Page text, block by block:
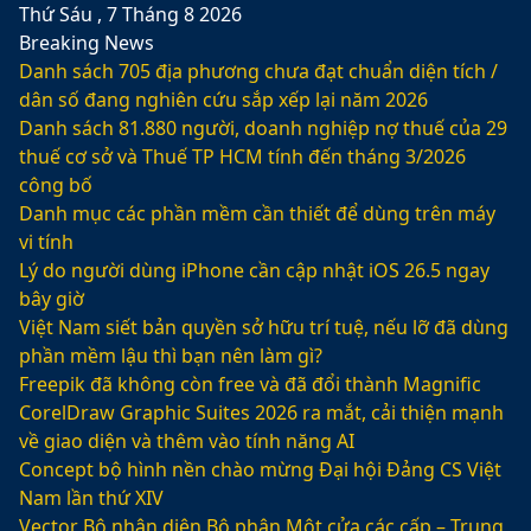
Thứ Sáu , 7 Tháng 8 2026
Breaking News
Danh sách 705 địa phương chưa đạt chuẩn diện tích /
dân số đang nghiên cứu sắp xếp lại năm 2026
Danh sách 81.880‬ người, doanh nghiệp nợ thuế của 29
thuế cơ sở và Thuế TP HCM tính đến tháng 3/2026
công bố
Danh mục các phần mềm cần thiết để dùng trên máy
vi tính
Lý do người dùng iPhone cần cập nhật iOS 26.5 ngay
bây giờ
Việt Nam siết bản quyền sở hữu trí tuệ, nếu lỡ đã dùng
phần mềm lậu thì bạn nên làm gì?
Freepik đã không còn free và đã đổi thành Magnific
CorelDraw Graphic Suites 2026 ra mắt, cải thiện mạnh
về giao diện và thêm vào tính năng AI
Concept bộ hình nền chào mừng Đại hội Đảng CS Việt
Nam lần thứ XIV